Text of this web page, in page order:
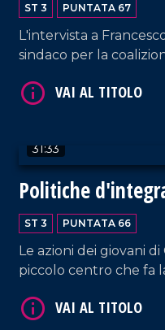
ST 3 PUNTATA 67
L'intervista a
sindaco per la
31:33
Politiche
ST 3 PUNTATA 66
Le azioni dei giovani
piccolo centro che fa
VAI AL TITOLO
VAI AL TITOLO